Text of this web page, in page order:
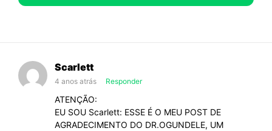
Scarlett
4 anos atrás Responder
ATENÇÃO:
EU SOU Scarlett: ESSE É O MEU POST DE
AGRADECIMENTO DO DR.OGUNDELE, UM